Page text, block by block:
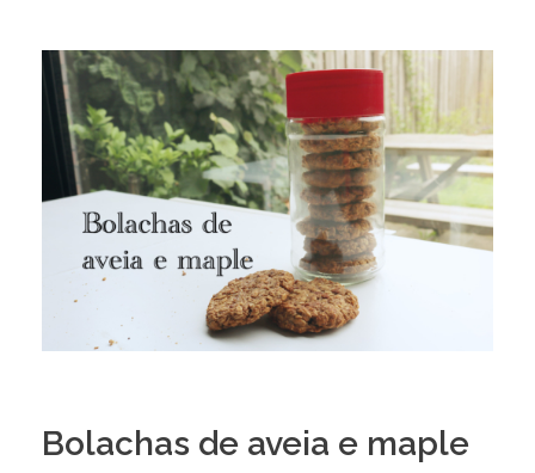
Bolachas de aveia e maple